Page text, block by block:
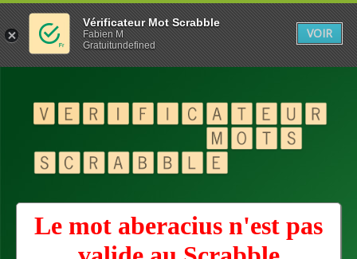
Le mot aberacius n'est pas
Vérificateur Mot Scrabble
Fabien M
Gratuitundefined
VOIR